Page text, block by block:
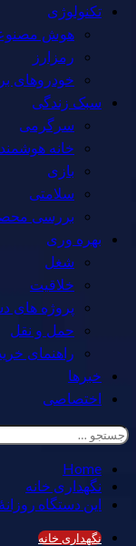
تکنولوژی
هوش
رمزارز
خودروهای
سبک زندگی
سرگرمی
خانه هوشمند
بازی
سلامتی
بررسی
بهره وری
شغل
خلاقیت
پروژه های
حمل و نقل
راهنمای
خبرها
اختصاصی
جستجو
برای:
Home
نگهداری خانه
این دستگاه
نگهداری خانه